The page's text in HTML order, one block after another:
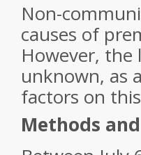
Non-
causes of
However, the
unknown, as
factors on
Methods